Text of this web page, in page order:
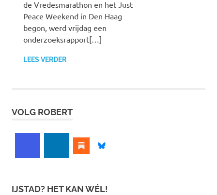
de Vredesmarathon en het Just
Peace Weekend in Den Haag
begon, werd vrijdag een
onderzoeksrapport[…]
LEES VERDER
VOLG ROBERT
IJSTAD? HET KAN WÉL!